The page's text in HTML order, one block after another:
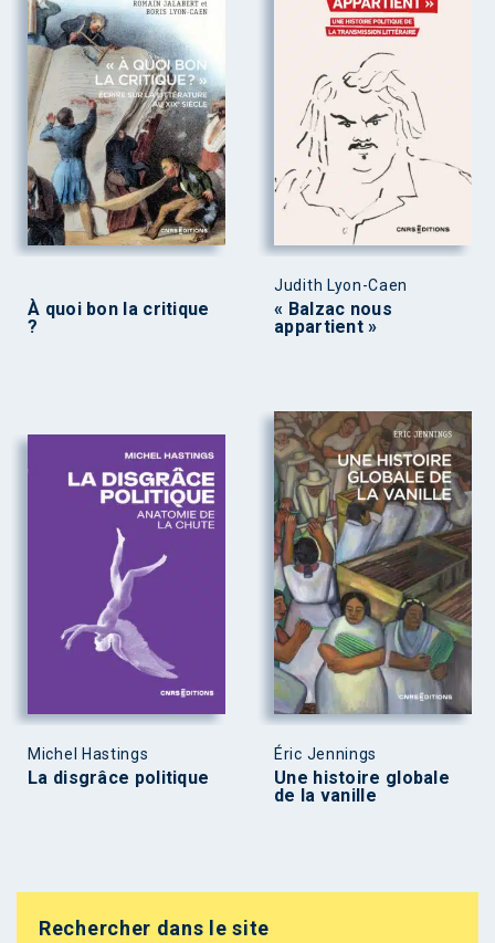
À quoi bon la critique
?
Judith Lyon-Caen
« Balzac nous
appartient »
Michel Hastings
La disgrâce politique
Éric Jennings
Une histoire globale
de la vanille
Rechercher dans le site